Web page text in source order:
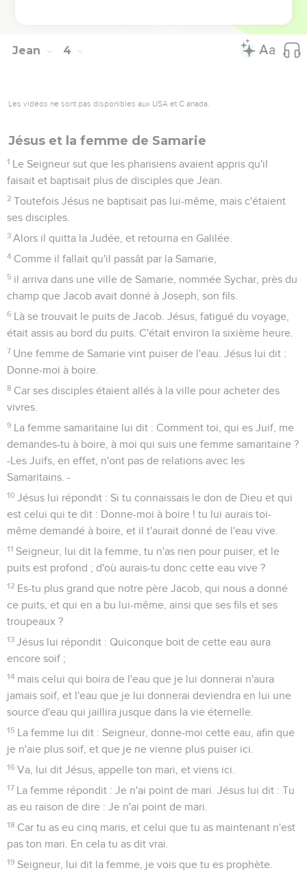
Jean 4
Les vidéos ne sont pas disponibles aux USA et C anada.
Jésus et la femme de Samarie
1 Le Seigneur sut que les pharisiens avaient appris qu'il
faisait et baptisait plus de disciples que Jean.
2 Toutefois Jésus ne baptisait pas lui-même, mais c'étaient
ses disciples.
3 Alors il quitta la Judée, et retourna en Galilée.
4 Comme il fallait qu'il passât par la Samarie,
5 il arriva dans une ville de Samarie, nommée Sychar, près du
champ que Jacob avait donné à Joseph, son fils.
6 Là se trouvait le puits de Jacob. Jésus, fatigué du voyage,
était assis au bord du puits. C'était environ la sixième heure.
7 Une femme de Samarie vint puiser de l'eau. Jésus lui dit :
Donne-moi à boire.
8 Car ses disciples étaient allés à la ville pour acheter des
vivres.
9 La femme samaritaine lui dit : Comment toi, qui es Juif, me
demandes-tu à boire, à moi qui suis une femme samaritaine ?
-Les Juifs, en effet, n'ont pas de relations avec les
Samaritains. -
10 Jésus lui répondit : Si tu connaissais le don de Dieu et qui
est celui qui te dit : Donne-moi à boire ! tu lui aurais toi-
même demandé à boire, et il t'aurait donné de l'eau vive.
11 Seigneur, lui dit la femme, tu n'as rien pour puiser, et le
puits est profond ; d'où aurais-tu donc cette eau vive ?
12 Es-tu plus grand que notre père Jacob, qui nous a donné
ce puits, et qui en a bu lui-même, ainsi que ses fils et ses
troupeaux ?
13 Jésus lui répondit : Quiconque boit de cette eau aura
encore soif ;
14 mais celui qui boira de l'eau que je lui donnerai n'aura
jamais soif, et l'eau que je lui donnerai deviendra en lui une
source d'eau qui jaillira jusque dans la vie éternelle.
15 La femme lui dit : Seigneur, donne-moi cette eau, afin que
je n'aie plus soif, et que je ne vienne plus puiser ici.
16 Va, lui dit Jésus, appelle ton mari, et viens ici.
17 La femme répondit : Je n'ai point de mari. Jésus lui dit : Tu
as eu raison de dire : Je n'ai point de mari.
18 Car tu as eu cinq maris, et celui que tu as maintenant n'est
pas ton mari. En cela tu as dit vrai.
19 Seigneur, lui dit la femme, je vois que tu es prophète.